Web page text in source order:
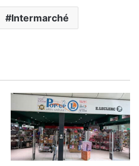
Intermarché